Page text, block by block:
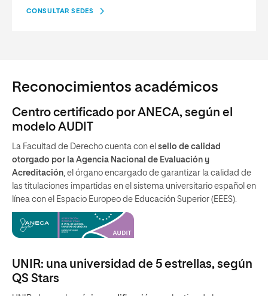
CONSULTAR SEDES
Reconocimientos académicos
Centro certificado por ANECA, según el
modelo AUDIT
La Facultad de Derecho cuenta con el sello de calidad
otorgado por la Agencia Nacional de Evaluación y
Acreditación, el órgano encargado de garantizar la calidad de
las titulaciones impartidas en el sistema universitario español en
línea con el Espacio Europeo de Educación Superior (EEES).
UNIR: una universidad de 5 estrellas, según
QS Stars